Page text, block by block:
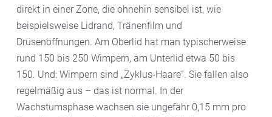
direkt in einer Zone, die ohnehin sensibel ist, wie
beispielsweise Lidrand, Tränenfilm und
Drüsenöffnungen. Am Oberlid hat man typischerweise
rund 150 bis 250 Wimpern, am Unterlid etwa 50 bis
150. Und: Wimpern sind „Zyklus-Haare“. Sie fallen also
regelmäßig aus – das ist normal. In der
Wachstumsphase wachsen sie ungefähr 0,15 mm pro